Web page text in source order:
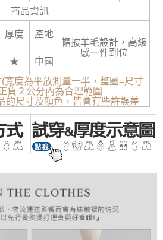
商品資訊
厚度
產地
帽披羊毛設計，高級
感一件到位
★
中國
寬度為平放測量一半，整圈=尺寸
負２公分內為合理範圍
的尺寸及顏色，皆會有些許誤差